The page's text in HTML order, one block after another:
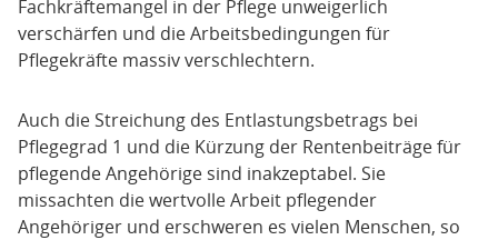
Fachkräftemangel in der Pflege unweigerlich
verschärfen und die Arbeitsbedingungen für
Pflegekräfte massiv verschlechtern.
Auch die Streichung des Entlastungsbetrags bei
Pflegegrad 1 und die Kürzung der Rentenbeiträge für
pflegende Angehörige sind inakzeptabel. Sie
missachten die wertvolle Arbeit pflegender
Angehöriger und erschweren es vielen Menschen, so